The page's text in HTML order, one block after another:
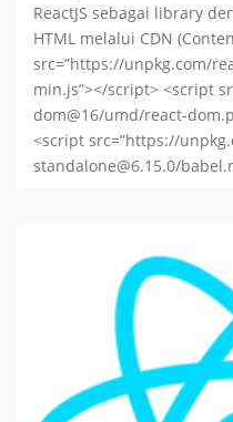
ReactJS sebagai library
HTML melalui CDN
src=”https://unpkg.com/
min.js”></script> <script
dom@16/umd/react-
<script src=”https://
standalone@6.15.0/